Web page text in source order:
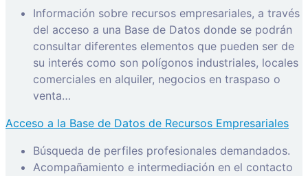
Información sobre recursos empresariales, a través
del acceso a una Base de Datos donde se podrán
consultar diferentes elementos que pueden ser de
su interés como son polígonos industriales, locales
comerciales en alquiler, negocios en traspaso o
venta…
Acceso a la Base de Datos de Recursos Empresariales
Búsqueda de perfiles profesionales demandados.
Acompañamiento e intermediación en el contacto